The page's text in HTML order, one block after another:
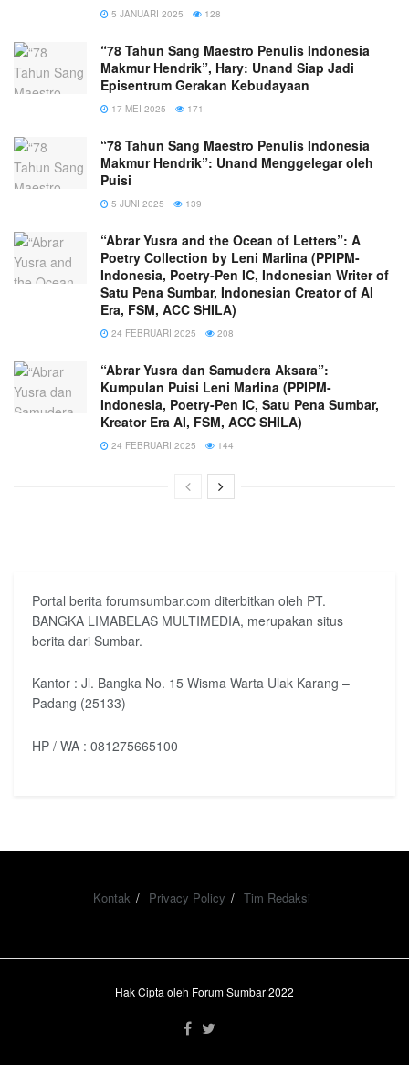
5 JANUARI 2025 128
“78 Tahun Sang Maestro Penulis Indonesia
Makmur Hendrik”, Hary: Unand Siap Jadi
Episentrum Gerakan Kebudayaan
17 MEI 2025 171
“78 Tahun Sang Maestro Penulis Indonesia
Makmur Hendrik”: Unand Menggelegar oleh
Puisi
5 JUNI 2025 139
“Abrar Yusra and the Ocean of Letters”: A
Poetry Collection by Leni Marlina (PPIPM-
Indonesia, Poetry-Pen IC, Indonesian Writer of
Satu Pena Sumbar, Indonesian Creator of AI
Era, FSM, ACC SHILA)
24 FEBRUARI 2025 208
“Abrar Yusra dan Samudera Aksara”:
Kumpulan Puisi Leni Marlina (PPIPM-
Indonesia, Poetry-Pen IC, Satu Pena Sumbar,
Kreator Era AI, FSM, ACC SHILA)
24 FEBRUARI 2025 144
Portal berita forumsumbar.com diterbitkan oleh PT.
BANGKA LIMABELAS MULTIMEDIA, merupakan situs
berita dari Sumbar.
Kantor : Jl. Bangka No. 15 Wisma Warta Ulak Karang –
Padang (25133)
HP / WA : 081275665100
Kontak Privacy Policy Tim Redaksi
Hak Cipta oleh Forum Sumbar 2022